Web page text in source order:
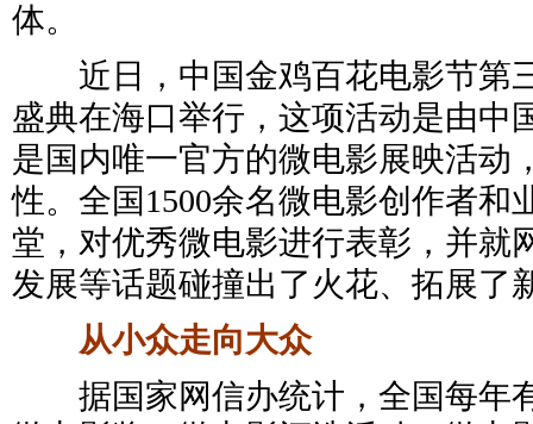
体。
近日，中国金鸡百花电影节第
盛典在海口举行，这项活动是由中
是国内唯一官方的微电影展映活动
性。全国1500余名微电影创作者和
堂，对优秀微电影进行表彰，并就
发展等话题碰撞出了火花、拓展了
从小众走向大众
据国家网信办统计，全国每年